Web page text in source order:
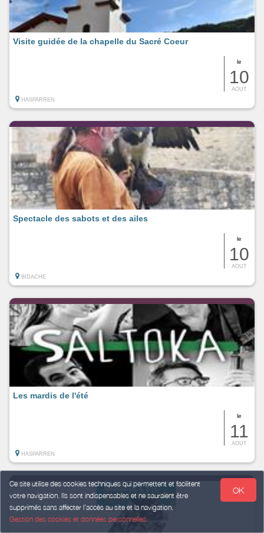
Ce site utilise des cookies techniques qui permettent et facilitent
votre navigation. Ils sont indispensables et ne sauraient être
supprimés sans affecter l’accès au site et la navigation.
Gestion des cookies et données personnelles
OK
le
10
AOUT
Visite guidée de la chapelle du Sacré Coeur
HASPARREN
le
10
AOUT
Spectacle des sabots et des ailes
BIDACHE
le
11
AOUT
Les mardis de l'été
HASPARREN